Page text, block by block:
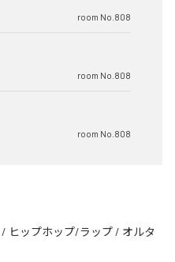
room No.808
room No.808
room No.808
/ ヒップホップ/ラップ / オルタ